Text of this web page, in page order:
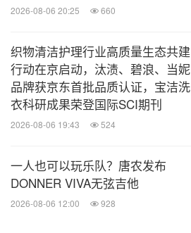
2026-08-06 20:25 660
织物清洁护理行业高质量生态共建
行动在京启动，汰渍、碧浪、当妮
品牌获京东首批品质认证，宝洁洗
衣科研成果荣登国际SCI期刊
2026-08-06 19:43 524
一人也可以玩乐队？唐农发布
DONNER VIVA无弦吉他
2026-08-06 12:00 928